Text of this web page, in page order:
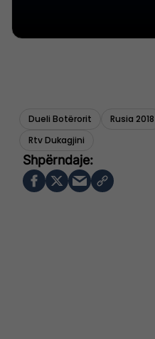
Dueli Botërorit Rusia 2018
Rtv Dukagjini